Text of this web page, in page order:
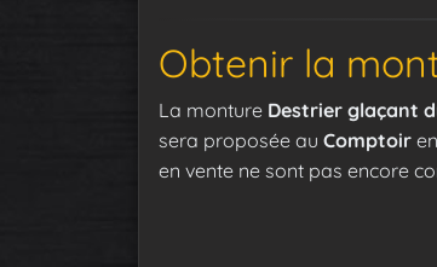
Obtenir la
La monture Destrier glaçant
sera proposée au Comptoir
en vente ne sont pas encore